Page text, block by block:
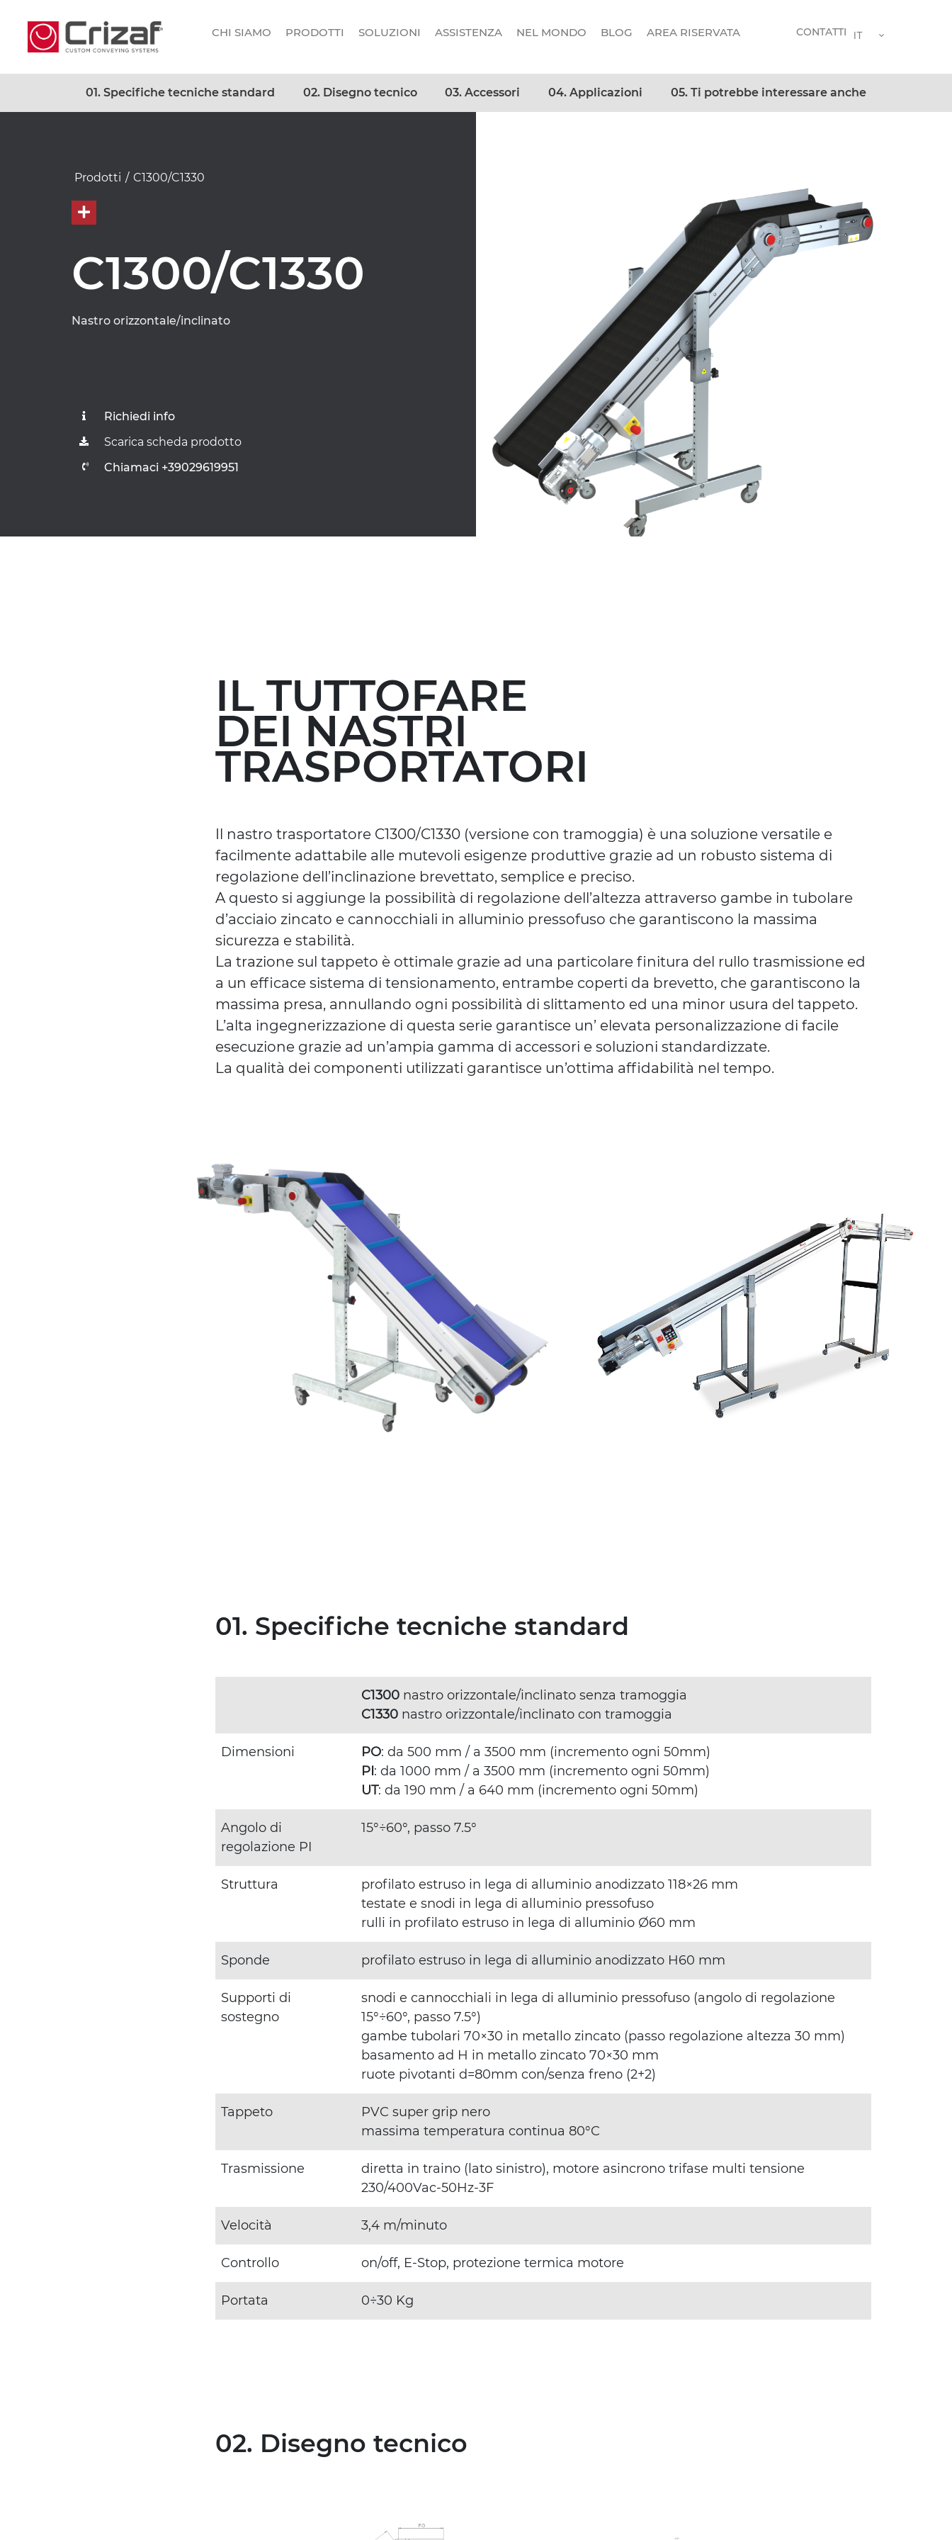
CHI SIAMO PRODOTTI SOLUZIONI ASSISTENZA NEL MONDO BLOG AREA RISERVATA CONTATTI IT
01. Specifiche tecniche standard 02. Disegno tecnico 03. Accessori 04. Applicazioni 05. Ti potrebbe interessare anche
Prodotti / C1300/C1330
C1300/C1330
Nastro orizzontale/inclinato
Richiedi info
Scarica scheda prodotto
Chiamaci +39029619951
IL TUTTOFARE
DEI NASTRI
TRASPORTATORI
Il nastro trasportatore C1300/C1330 (versione con tramoggia) è una soluzione versatile e
facilmente adattabile alle mutevoli esigenze produttive grazie ad un robusto sistema di
regolazione dell’inclinazione brevettato, semplice e preciso.
A questo si aggiunge la possibilità di regolazione dell’altezza attraverso gambe in tubolare
d’acciaio zincato e cannocchiali in alluminio pressofuso che garantiscono la massima
sicurezza e stabilità.
La trazione sul tappeto è ottimale grazie ad una particolare finitura del rullo trasmissione ed
a un efficace sistema di tensionamento, entrambe coperti da brevetto, che garantiscono la
massima presa, annullando ogni possibilità di slittamento ed una minor usura del tappeto.
L’alta ingegnerizzazione di questa serie garantisce un’ elevata personalizzazione di facile
esecuzione grazie ad un’ampia gamma di accessori e soluzioni standardizzate.
La qualità dei componenti utilizzati garantisce un’ottima affidabilità nel tempo.
01. Specifiche tecniche standard
C1300 nastro orizzontale/inclinato senza tramoggia
C1330 nastro orizzontale/inclinato con tramoggia
Dimensioni PO: da 500 mm / a 3500 mm (incremento ogni 50mm)
PI: da 1000 mm / a 3500 mm (incremento ogni 50mm)
UT: da 190 mm / a 640 mm (incremento ogni 50mm)
Angolo di
regolazione PI
15°÷60°, passo 7.5°
Struttura
profilato estruso in lega di alluminio anodizzato 118×26 mm
testate e snodi in lega di alluminio pressofuso
rulli in profilato estruso in lega di alluminio Ø60 mm
Sponde profilato estruso in lega di alluminio anodizzato H60 mm
Supporti di
sostegno
snodi e cannocchiali in lega di alluminio pressofuso (angolo di regolazione
15°÷60°, passo 7.5°)
gambe tubolari 70×30 in metallo zincato (passo regolazione altezza 30 mm)
basamento ad H in metallo zincato 70×30 mm
ruote pivotanti d=80mm con/senza freno (2+2)
Tappeto
PVC super grip nero
massima temperatura continua 80°C
Trasmissione
diretta in traino (lato sinistro), motore asincrono trifase multi tensione
230/400Vac-50Hz-3F
Velocità 3,4 m/minuto
Controllo on/off, E-Stop, protezione termica motore
Portata 0÷30 Kg
02. Disegno tecnico